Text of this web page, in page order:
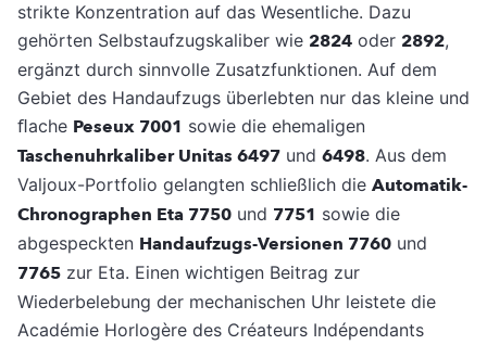
strikte Konzentration auf das Wesentliche. Dazu
gehörten Selbstaufzugskaliber wie 2824 oder 2892,
ergänzt durch sinnvolle Zusatzfunktionen. Auf dem
Gebiet des Handaufzugs überlebten nur das kleine und
ﬂache Peseux 7001 sowie die ehemaligen
Taschenuhrkaliber Unitas 6497 und 6498. Aus dem
Valjoux-Portfolio gelangten schließlich die Automatik-
Chronographen Eta 7750 und 7751 sowie die
abgespeckten Handaufzugs-Versionen 7760 und
7765 zur Eta. Einen wichtigen Beitrag zur
Wiederbelebung der mechanischen Uhr leistete die
Académie Horlogère des Créateurs Indépendants